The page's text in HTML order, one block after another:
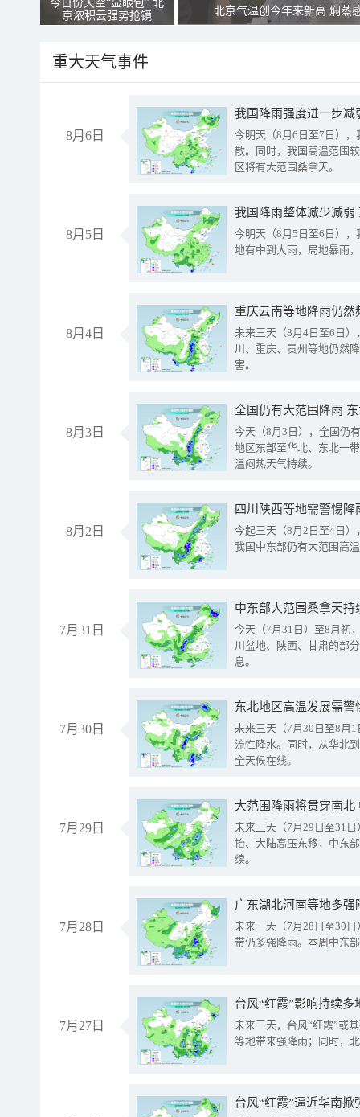
今日份天空“显眼包” 北
京浓积云强势抢镜
北京气温创今年来新高 焖蒸
重大天气事件
8月6日
今明天（8月6日至7日）
散。同时，我国高温范围
区将有大范围桑拿天。
8月5日
我国降雨整体减少减弱
今明天（8月5日至6日）
地有中到大雨，局地暴雨
8月4日
重庆云南等地降雨仍然
未来三天（8月4日至6日
川、重庆、贵州等地仍然
害。
8月3日
全国仍有大范围降雨
今天（8月3日），全国仍
地区东部至华北、东北一
温闷热天气持续。
8月2日
今起三天（8月2日至4日
我国中东部仍有大范围高
7月31日
中东部大范围桑拿天
今天（7月31日）至8月初
川盆地、陕西、甘肃的部
息。
7月30日
东北地区高温发展需
未来三天（7月30日至8月
流性降水。同时，从华北
全天候在线。
7月29日
大范围降雨将贯穿南
未来三天（7月29日至31
抬、大陆高压东移，中东
续。
7月28日
广东湖北河南等地多
未来三天（7月28日至30
带仍多强降雨。本周中东
7月27日
台风“红霞”影响持续
未来三天，台风“红霞”或
等地带来强降雨；同时，
台风“红霞”逼近华南